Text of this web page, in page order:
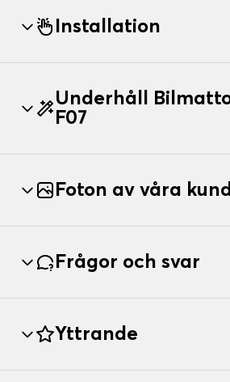
Installation
Underhåll
F07
Foton av våra
Frågor och svar
Yttrande